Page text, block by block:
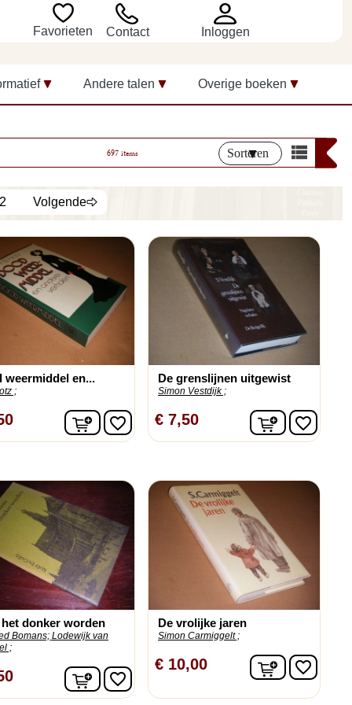
Favorieten Contact Inloggen
Andere talen Overige boeken
697 items Sorteren
Volgende
weermiddel en...
;
In winkelwagen
favorite_border
De grenslijnen uitgewist
Simon Vestdijk ;
€ 7,50 Infavorite_border
donker worden
Bomans; Lodewijk van
;
In winkelwagen
favorite_border
De vrolijke jaren
Simon Carmiggelt ;
€ 10,00 Infavorite_border